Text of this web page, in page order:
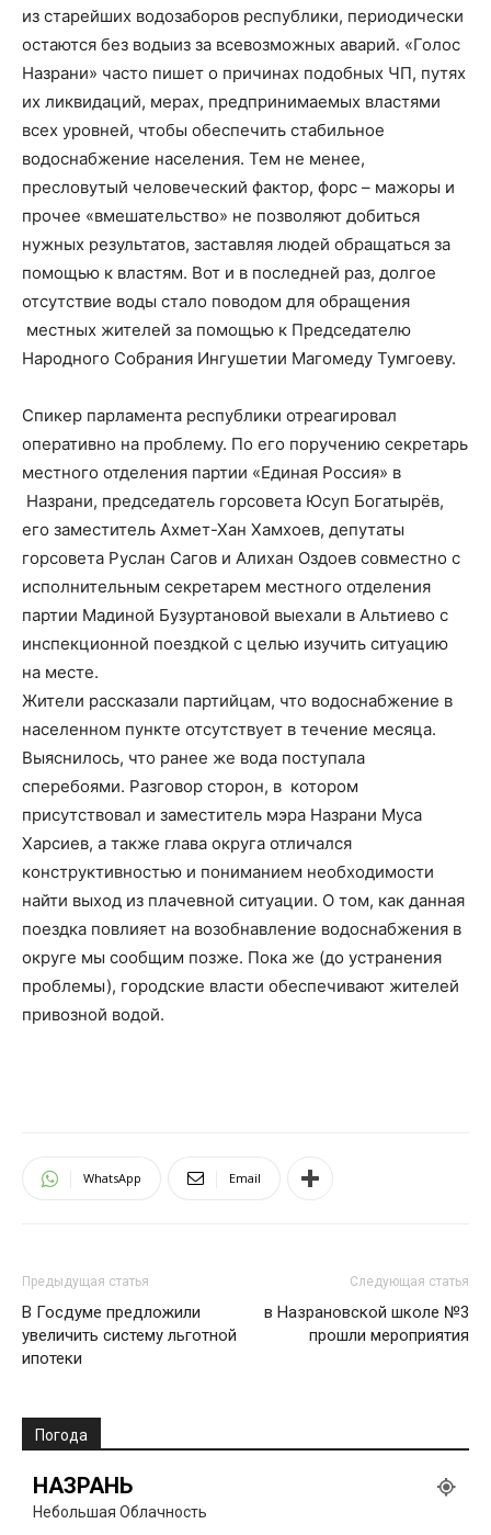
из старейших водозаборов республики, периодически
остаются без водыиз за всевозможных аварий. «Голос
Назрани» часто пишет о причинах подобных ЧП, путях
их ликвидаций, мерах, предпринимаемых властями
всех уровней, чтобы обеспечить стабильное
водоснабжение населения. Тем не менее,
пресловутый человеческий фактор, форс – мажоры и
прочее «вмешательство» не позволяют добиться
нужных результатов, заставляя людей обращаться за
помощью к властям. Вот и в последней раз, долгое
отсутствие воды стало поводом для обращения
местных жителей за помощью к Председателю
Народного Собрания Ингушетии Магомеду Тумгоеву.
Спикер парламента республики отреагировал
оперативно на проблему. По его поручению секретарь
местного отделения партии «Единая Россия» в
Назрани, председатель горсовета Юсуп Богатырёв,
его заместитель Ахмет-Хан Хамхоев, депутаты
горсовета Руслан Сагов и Алихан Оздоев совместно с
исполнительным секретарем местного отделения
партии Мадиной Бузуртановой выехали в Альтиево с
инспекционной поездкой с целью изучить ситуацию
на месте.
Жители рассказали партийцам, что водоснабжение в
населенном пункте отсутствует в течение месяца.
Выяснилось, что ранее же вода поступала
сперебоями. Разговор сторон, в котором
присутствовал и заместитель мэра Назрани Муса
Харсиев, а также глава округа отличался
конструктивностью и пониманием необходимости
найти выход из плачевной ситуации. О том, как данная
поездка повлияет на возобнавление водоснабжения в
округе мы сообщим позже. Пока же (до устранения
проблемы), городские власти обеспечивают жителей
привозной водой.
WhatsApp Email
Предыдущая статья
В Госдуме предложили
увеличить систему льготной
ипотеки
Следующая статья
в Назрановской школе №3
прошли мероприятия
Погода
НАЗРАНЬ
Небольшая Облачность